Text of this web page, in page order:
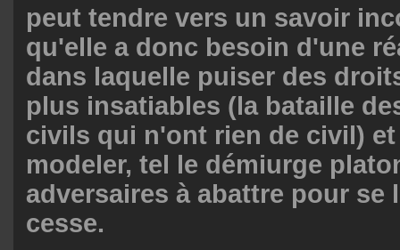
peut tendre vers un savoir
qu'elle a donc besoin d'une
dans laquelle puiser des
plus insatiables (la bataille
civils qui n'ont rien de civil)
modeler, tel le démiurge
adversaires à abattre pour se
cesse.